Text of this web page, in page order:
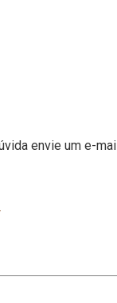
envie um e-mail